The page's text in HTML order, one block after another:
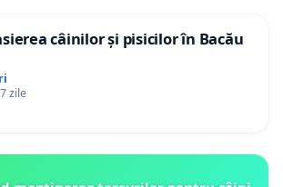
câinilor și pisicilor în Bacău
zile